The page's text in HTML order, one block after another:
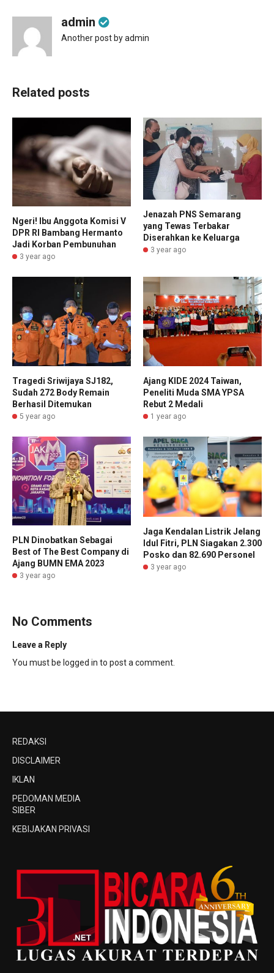
admin
Another post by admin
Related posts
Ngeri! Ibu Anggota Komisi V
DPR RI Bambang Hermanto
Jadi Korban Pembunuhan
3 year ago
Jenazah PNS Semarang
yang Tewas Terbakar
Diserahkan ke Keluarga
3 year ago
Tragedi Sriwijaya SJ182,
Sudah 272 Body Remain
Berhasil Ditemukan
5 year ago
Ajang KIDE 2024 Taiwan,
Peneliti Muda SMA YPSA
Rebut 2 Medali
1 year ago
PLN Dinobatkan Sebagai
Best of The Best Company di
Ajang BUMN EMA 2023
3 year ago
Jaga Kendalan Listrik Jelang
Idul Fitri, PLN Siagakan 2.300
Posko dan 82.690 Personel
3 year ago
No Comments
Leave a Reply
You must be logged in to post a comment.
REDAKSI
DISCLAIMER
IKLAN
PEDOMAN MEDIA
SIBER
KEBIJAKAN PRIVASI